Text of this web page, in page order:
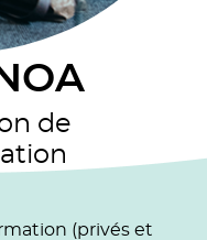
de
(privés et